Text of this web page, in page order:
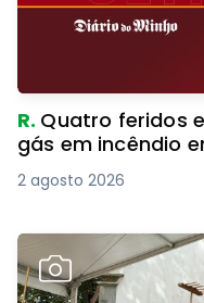
R. Quatro feridos
gás em incêndio
2 agosto 2026